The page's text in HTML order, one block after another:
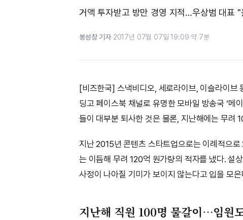
거액 투자받고 방만 경영 지적…우상범 대표
봉성창 기자·2017년 07월 07일 19:09·약 7분
[비즈한국] 스낵비디오, 세로라이브, 이슬라이
딩고 페이스북 채널로 유명한 모바일 방송국 ‘메
들이 대부분 퇴사한 것은 물론, 지난해에는 무려
지난 2015년 콘텐츠 스타트업으로는 이례적으
는 이듬해 무려 120억 원가량의 적자를 냈다. 설
사정이 나아질 기미가 보이지 않는다고 입을 모
지난해 직원 100명 물갈이…임원